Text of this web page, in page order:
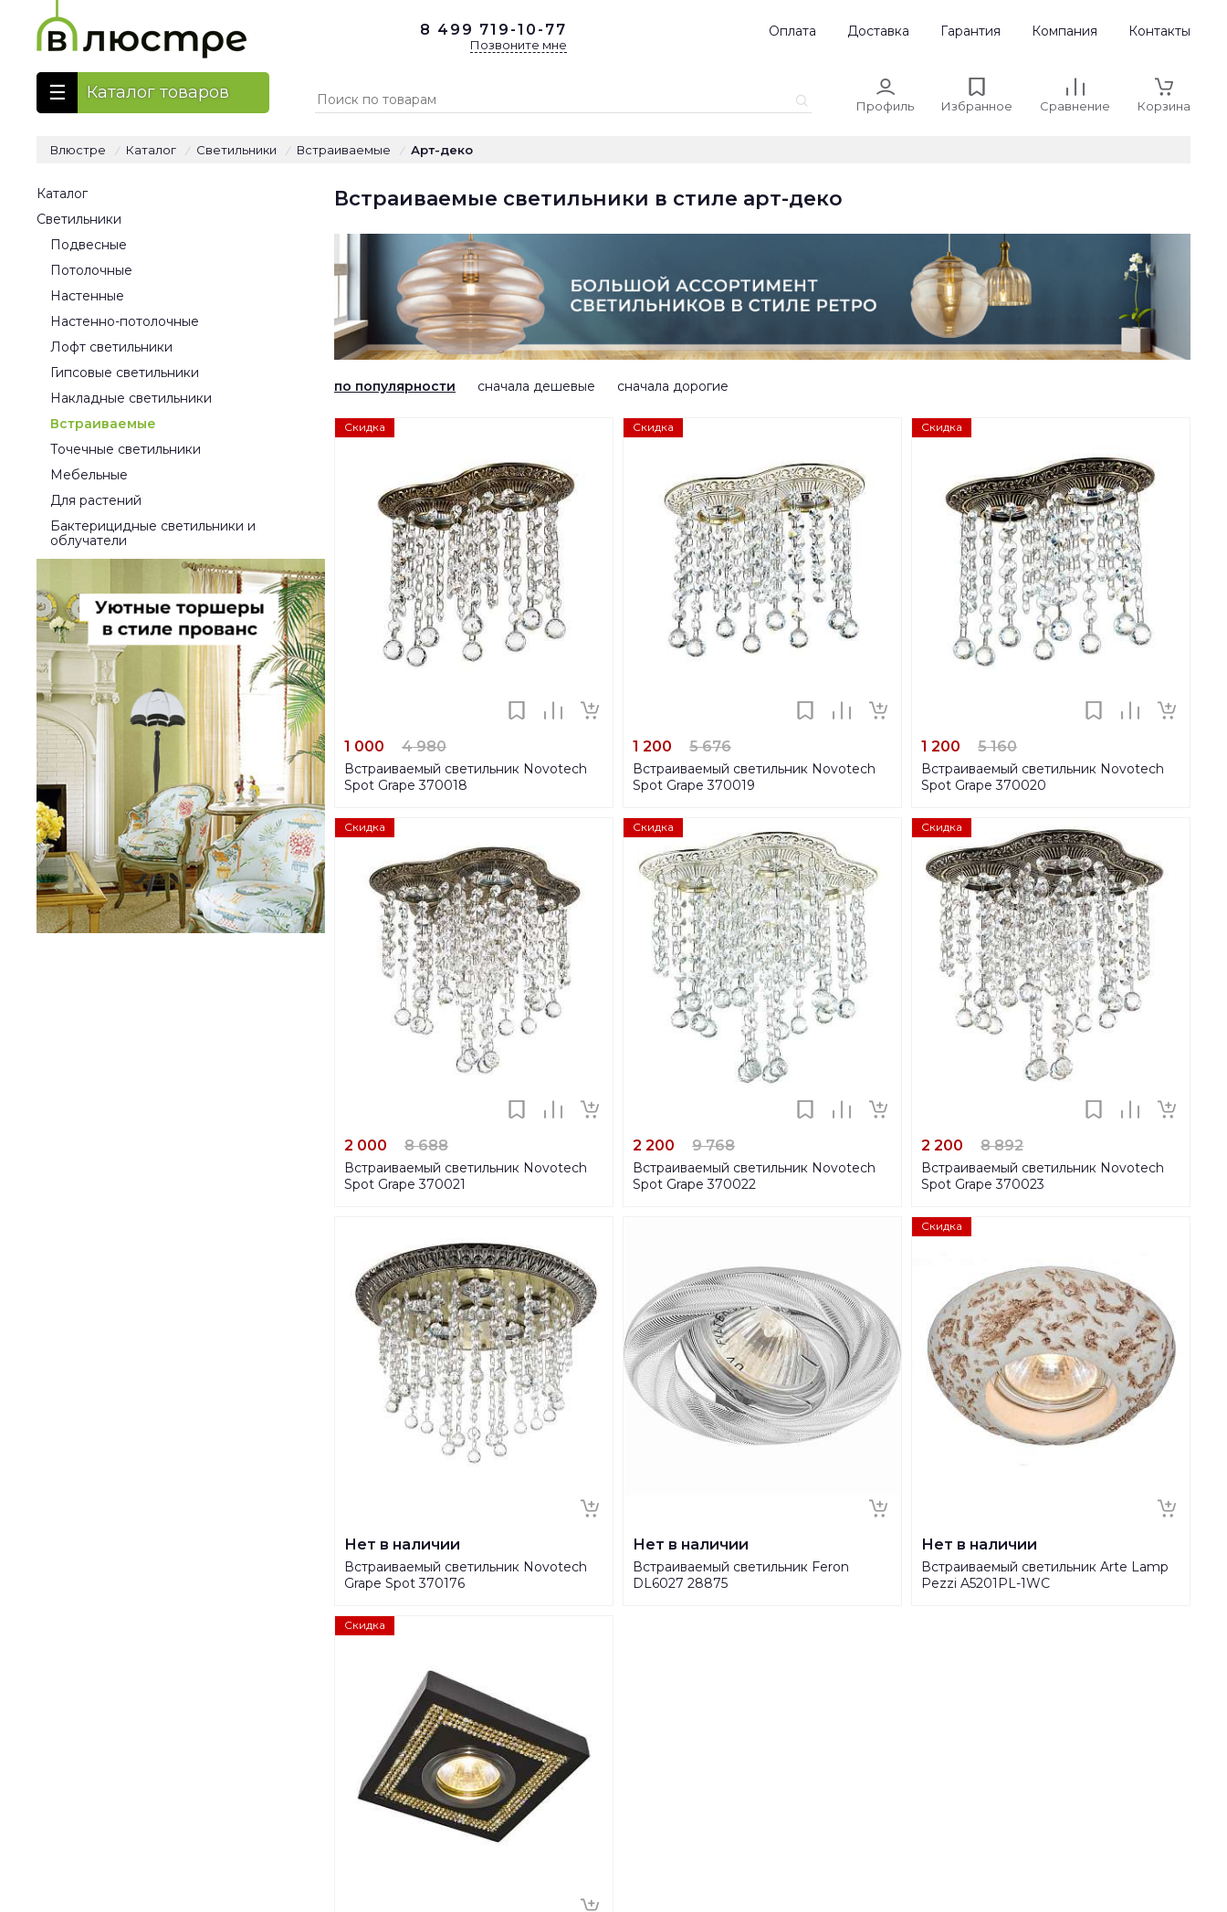
8 499 719-10-77
Позвоните мне
Оплата Доставка Гарантия Компания Контакты
Каталог товаров
Профиль Избранное Сравнение Корзина
Влюстре / Каталог / Светильники / Встраиваемые / Арт-деко
Каталог
Светильники
Подвесные
Потолочные
Настенные
Настенно-потолочные
Лофт светильники
Гипсовые светильники
Накладные светильники
Встраиваемые
Точечные светильники
Мебельные
Для растений
Бактерицидные светильники и
облучатели
Встраиваемые светильники в стиле арт-деко
по популярности сначала дешевые сначала дорогие
Скидка
1 000 4 980
Встраиваемый светильник Novotech
Spot Grape 370018
Скидка
1 200 5 676
Встраиваемый светильник Novotech
Spot Grape 370019
Скидка
1 200 5 160
Встраиваемый светильник Novotech
Spot Grape 370020
Скидка
2 000 8 688
Встраиваемый светильник Novotech
Spot Grape 370021
Скидка
2 200 9 768
Встраиваемый светильник Novotech
Spot Grape 370022
Скидка
2 200 8 892
Встраиваемый светильник Novotech
Spot Grape 370023
Нет в наличии
Встраиваемый светильник Novotech
Grape Spot 370176
Нет в наличии
Встраиваемый светильник Feron
DL6027 28875
Скидка
Нет в наличии
Встраиваемый светильник Arte Lamp
Pezzi A5201PL-1WC
Скидка